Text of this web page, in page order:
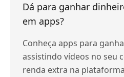
Dá para ganhar
em apps?
Conheça apps para
assistindo vídeos no seu
renda extra na